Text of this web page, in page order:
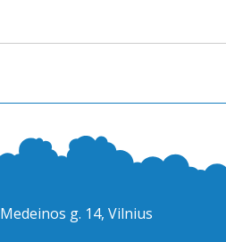
Medeinos g. 14, Vilnius